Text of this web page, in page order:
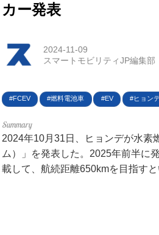
テクノロジー
運営会社
利用規約
プライバシーポリシー
カー発表
2024-11-09
スマートモビリティJP編集部
FCEV 燃料電池車 EV ヒョン
2024年10月31日、ヒョンデが水素
ム）」を発表した。2025年前半に
載して、航続距離650kmを目指すと